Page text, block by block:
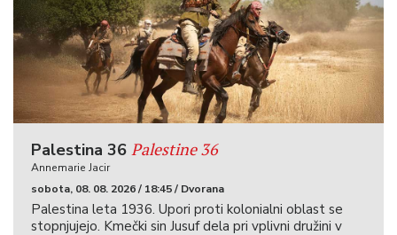
Palestina 36 Palestine 36
Annemarie Jacir
sobota, 08. 08. 2026 / 18:45 / Dvorana
Palestina leta 1936. Upori proti kolonialni oblast se
stopnjujejo. Kmečki sin Jusuf dela pri vplivni družini v